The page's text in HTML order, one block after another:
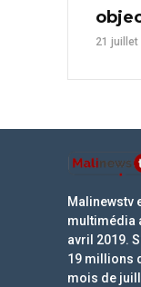
21 juillet
Malinewstv
multimédia
avril 2019.
19 millions
mois de